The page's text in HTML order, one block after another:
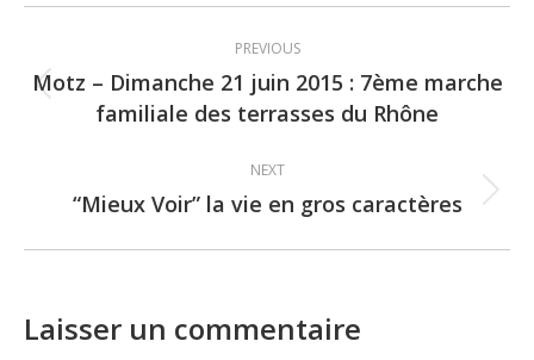
navigation
PREVIOUS
Previous
post:
Motz – Dimanche 21 juin 2015 : 7ème marche
familiale des terrasses du Rhône
NEXT
Next
“Mieux Voir” la vie en gros caractères
Laisser un commentaire